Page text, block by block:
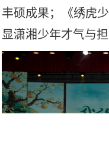
丰硕成果；《绣虎
显潇湘少年才气与担